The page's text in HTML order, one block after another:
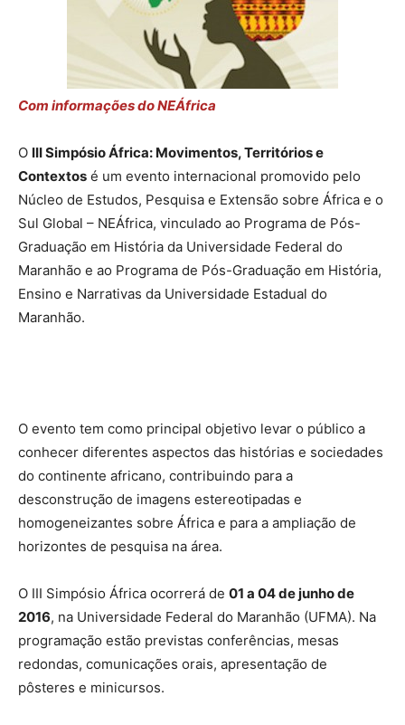
Com informações do NEÁfrica
O III Simpósio África: Movimentos, Territórios e
Contextos é um evento internacional promovido pelo
Núcleo de Estudos, Pesquisa e Extensão sobre África e o
Sul Global – NEÁfrica, vinculado ao Programa de Pós-
Graduação em História da Universidade Federal do
Maranhão e ao Programa de Pós-Graduação em História,
Ensino e Narrativas da Universidade Estadual do
Maranhão.
O evento tem como principal objetivo levar o público a
conhecer diferentes aspectos das histórias e sociedades
do continente africano, contribuindo para a
desconstrução de imagens estereotipadas e
homogeneizantes sobre África e para a ampliação de
horizontes de pesquisa na área.
O III Simpósio África ocorrerá de 01 a 04 de junho de
2016, na Universidade Federal do Maranhão (UFMA). Na
programação estão previstas conferências, mesas
redondas, comunicações orais, apresentação de
pôsteres e minicursos.